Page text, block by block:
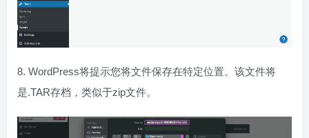
8. WordPress将提示您将文件保存在特定位置。该文件将
是.TAR存档，类似于zip文件。